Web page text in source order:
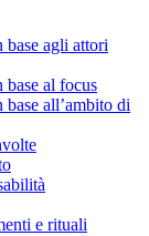
agli attori
al focus
all’ambito di
e rituali